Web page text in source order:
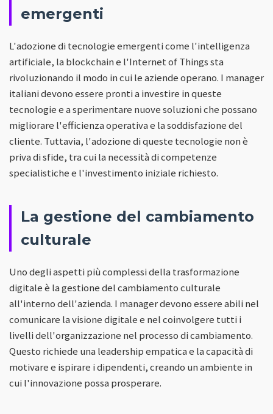
emergenti
L'adozione di tecnologie emergenti come l'intelligenza
artificiale, la blockchain e l'Internet of Things sta
rivoluzionando il modo in cui le aziende operano. I manager
italiani devono essere pronti a investire in queste
tecnologie e a sperimentare nuove soluzioni che possano
migliorare l'efficienza operativa e la soddisfazione del
cliente. Tuttavia, l'adozione di queste tecnologie non è
priva di sfide, tra cui la necessità di competenze
specialistiche e l'investimento iniziale richiesto.
La gestione del cambiamento
culturale
Uno degli aspetti più complessi della trasformazione
digitale è la gestione del cambiamento culturale
all'interno dell'azienda. I manager devono essere abili nel
comunicare la visione digitale e nel coinvolgere tutti i
livelli dell'organizzazione nel processo di cambiamento.
Questo richiede una leadership empatica e la capacità di
motivare e ispirare i dipendenti, creando un ambiente in
cui l'innovazione possa prosperare.